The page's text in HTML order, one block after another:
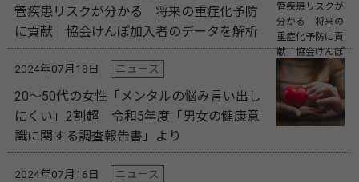
管疾患リスクが分かる 将来の重症化予防
に貢献 協会けんぽ加入者のデータを解析
2024年07月18日 ニュース
20〜50代の女性「メンタルの悩み言い出し
にくい」2割超 令和5年度「男女の健康意
識に関する調査報告書」より
2024年07月16日 ニュース